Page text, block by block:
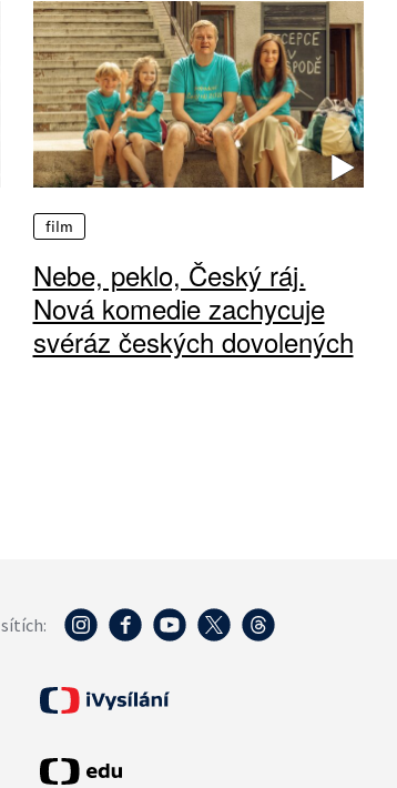
film
Nebe, peklo, Český ráj.
Nová komedie zachycuje
svéráz českých dovolených